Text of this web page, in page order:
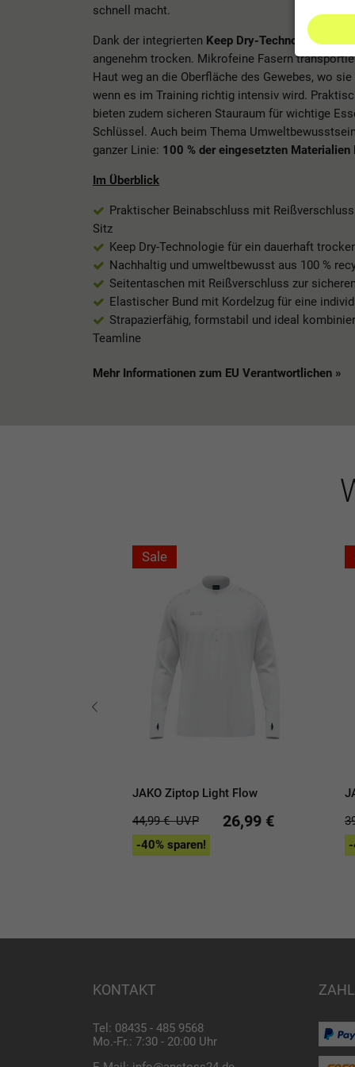
schnell macht.
Dank der integrierten Keep Dry-Technologie
von
angenehm trocken. Mikrofeine Fasern
Haut weg an die Oberfläche des Gewebes, wo
wenn es im Training richtig intensiv wird.
bieten zudem sicheren Stauraum für wichtige
Schlüssel. Auch beim Thema
ganzer Linie: 100 % der eingesetzten Materialien
Im Überblick
Praktischer Beinabschluss mit
Sitz
Keep Dry-Technologie für ein dauerhaft
Nachhaltig und umweltbewusst aus 100 %
Seitentaschen mit Reißverschluss zur
Elastischer Bund mit Kordelzug für eine
Strapazierfähig, formstabil und ideal
Teamline
Mehr Informationen zum EU Verantwortlichen »
Sale
JAKO Ziptop Light Flow
44,99 €UVP 26,99 €
-40% sparen!
KONTAKT
Tel: 08435 - 485 9568
Mo.-Fr.: 7:30 - 20:00 Uhr